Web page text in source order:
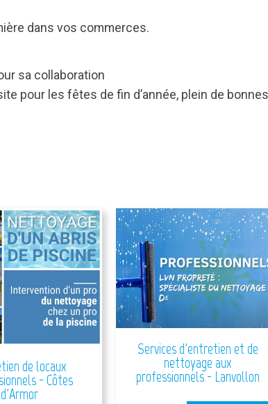
dans vos commerces.
sa collaboration
pour les fêtes de fin d’année, plein de
de locaux
- Côtes
d'Armor
Services d'entretien et de
nettoyage aux
professionnels - Lanvollon